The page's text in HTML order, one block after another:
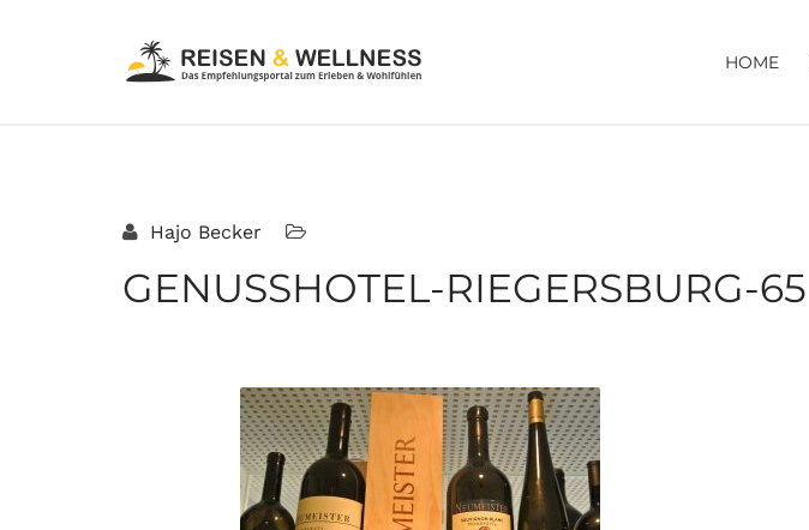
HOME
Hajo Becker
GENUSSHOTEL-RIEGERSBURG-65